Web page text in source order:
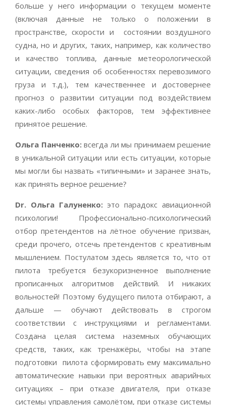
больше у него информации о текущем моменте
(включая данные не только о положении в
пространстве, скорости и состоянии воздушного
судна, но и других, таких, например, как количество
и качество топлива, данные метеорологической
ситуации, сведения об особенностях перевозимого
груза и т.д.), тем качественнее и достовернее
прогноз о развитии ситуации под воздействием
каких-либо особых факторов, тем эффективнее
принятое решение.
Ольга Панченко:всегда ли мы принимаем решение
в уникальной ситуации или есть ситуации, которые
мы могли бы назвать «типичными» и заранее знать,
как принять верное решение?
Dr. Ольга Галуненко:это парадокс авиационной
психологии! Профессионально-психологический
отбор претендентов на лётное обучение призван,
среди прочего, отсечь претендентов с креативным
мышлением. Постулатом здесь является то, что от
пилота требуется безукоризненное выполнение
прописанных алгоритмов действий. И никаких
вольностей! Поэтому будущего пилота отбирают, а
дальше — обучают действовать в строгом
соответствии с инструкциями и регламентами.
Создана целая система наземных обучающих
средств, таких, как тренажёры, чтобы на этапе
подготовки пилота сформировать ему максимально
автоматические навыки при вероятных аварийных
ситуациях – при отказе двигателя, при отказе
системы управления самолётом, при отказе системы